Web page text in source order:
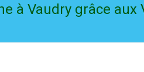
à Vaudry grâce aux